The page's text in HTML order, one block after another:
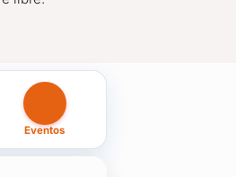
Eventos
cada chacra para celebrar